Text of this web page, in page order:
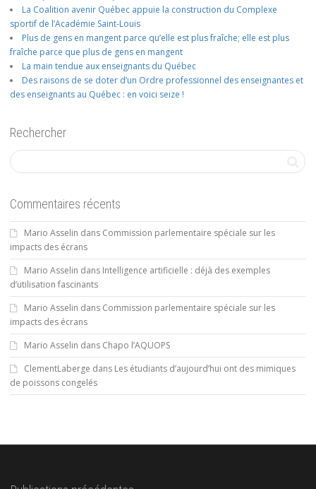
La Coalition avenir Québec appuie la construction du Complexe
sportif de l’Académie Saint-Louis
Plus de gens en mangent parce qu’elle est plus fraîche; elle est plus
fraîche parce que plus de gens en mangent
La main tendue aux enseignants du Québec
Des raisons de se doter d’un Ordre professionnel des enseignantes et
des enseignants au Québec : en voici seize !
Rechercher
Commentaires récents
Mario Asselin dans Commission parlementaire spéciale sur les
impacts des écrans
Mario Asselin dans Intelligence artificielle : déjà des exemples
d’utilisation fascinants
Mario Asselin dans Commission parlementaire spéciale sur les
impacts des écrans
Mario Asselin dans Chapo l’AQUOPS
ClementLaberge dans Les étudiants d’aujourd’hui ont des mimiques
de poissons congelés